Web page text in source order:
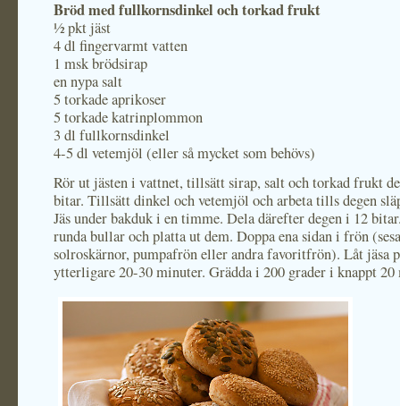
Bröd med fullkornsdinkel och torkad frukt
½ pkt jäst
4 dl fingervarmt vatten
1 msk brödsirap
en nypa salt
5 torkade aprikoser
5 torkade katrinplommon
3 dl fullkornsdinkel
4-5 dl vetemjöl (eller så mycket som behövs)
Rör ut jästen i vattnet, tillsätt sirap, salt och torkad frukt
bitar. Tillsätt dinkel och vetemjöl och arbeta tills degen
Jäs under bakduk i en timme. Dela därefter degen i 12
runda bullar och platta ut dem. Doppa ena sidan i frön
solroskärnor, pumpafrön eller andra favoritfrön). Låt jäsa
ytterligare 20-30 minuter. Grädda i 200 grader i knappt 20